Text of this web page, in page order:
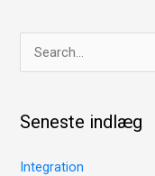
f
Seneste indlæg
Integration